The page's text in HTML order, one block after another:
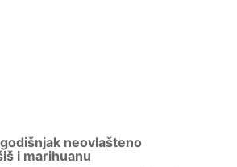
neovlašteno
i marihuanu